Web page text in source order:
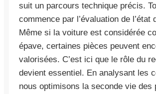
suit un parcours technique précis.
commence par l’évaluation de l’état
Même si la voiture est considérée
épave, certaines pièces peuvent
valorisées. C’est ici que le rôle du
devient essentiel. En analysant les
nous optimisons la seconde vie des